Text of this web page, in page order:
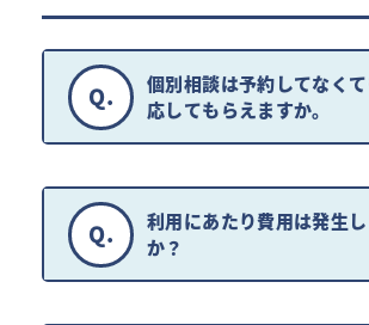
Q.
個別相談は予約してなく
応してもらえますか。
Q.
利用にあたり費用は発生
か？